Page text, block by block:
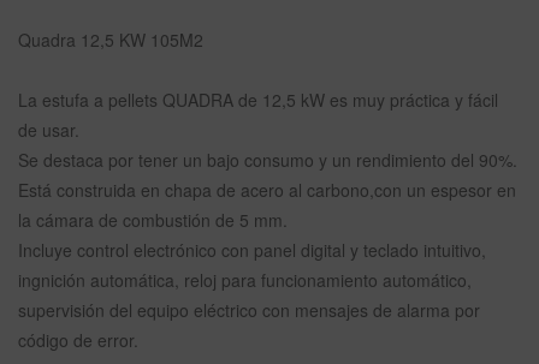
Quadra 12,5 KW 105M2
La estufa a pellets QUADRA de 12,5 kW es muy práctica y fácil
de usar.
Se destaca por tener un bajo consumo y un rendimiento del 90%.
Está construida en chapa de acero al carbono,con un espesor en
la cámara de combustión de 5 mm.
Incluye control electrónico con panel digital y teclado intuitivo,
ingnición automática, reloj para funcionamiento automático,
supervisión del equipo eléctrico con mensajes de alarma por
código de error.